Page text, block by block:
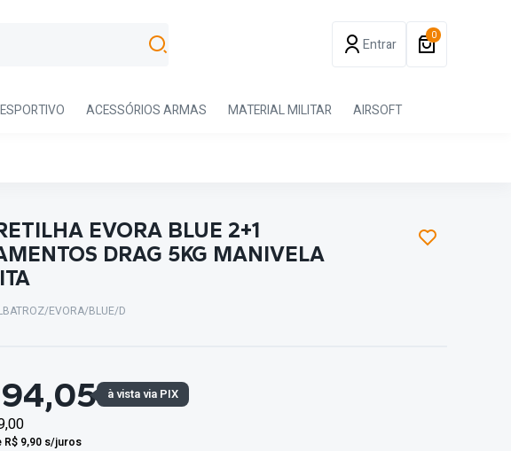
Entrar 0
ACESSÓRIOS ARMAS MATERIAL MILITAR AIRSOFT
EVORA BLUE 2+1
DRAG 5KG MANIVELA
EVORA/BLUE/D
à vista via PIX
R$ 9,90 s/juros